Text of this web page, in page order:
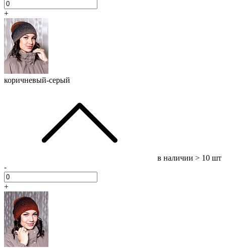
+
коричневый-серый
в наличии > 10 шт
-
+